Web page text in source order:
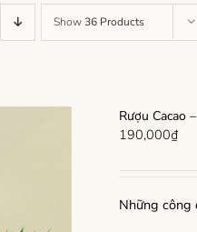
Show 36 Products
Rượu Cacao
190,000₫
Những công